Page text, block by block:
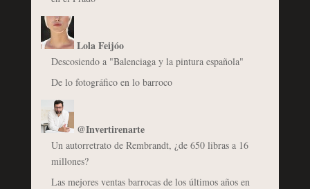
Lola Feijóo
Descosiendo a "Balenciaga y la pintura española"
De lo fotográfico en lo barroco
@Invertirenarte
Un autorretrato de Rembrandt, ¿de 650 libras a 16
millones?
Las mejores ventas barrocas de los últimos años en